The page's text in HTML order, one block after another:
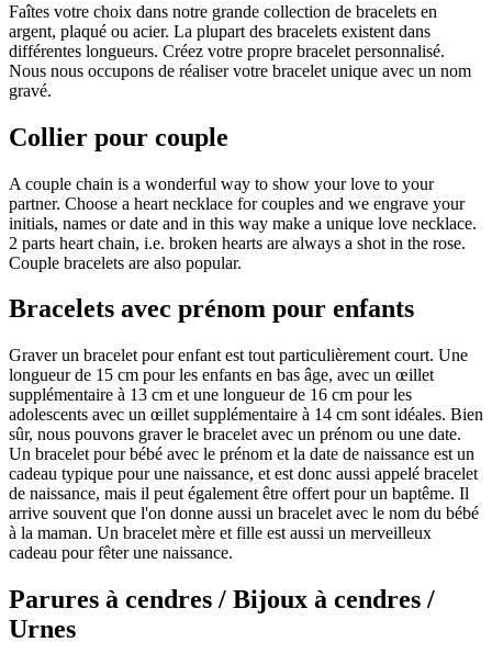
Faîtes votre choix dans notre grande collection de bracelets en
argent, plaqué ou acier. La plupart des bracelets existent dans
différentes longueurs. Créez votre propre bracelet personnalisé.
Nous nous occupons de réaliser votre bracelet unique avec un nom
gravé.
Collier pour couple
A couple chain is a wonderful way to show your love to your
partner. Choose a heart necklace for couples and we engrave your
initials, names or date and in this way make a unique love necklace.
2 parts heart chain, i.e. broken hearts are always a shot in the rose.
Couple bracelets are also popular.
Bracelets avec prénom pour enfants
Graver un bracelet pour enfant est tout particulièrement court. Une
longueur de 15 cm pour les enfants en bas âge, avec un œillet
supplémentaire à 13 cm et une longueur de 16 cm pour les
adolescents avec un œillet supplémentaire à 14 cm sont idéales. Bien
sûr, nous pouvons graver le bracelet avec un prénom ou une date.
Un bracelet pour bébé avec le prénom et la date de naissance est un
cadeau typique pour une naissance, et est donc aussi appelé bracelet
de naissance, mais il peut également être offert pour un baptême. Il
arrive souvent que l'on donne aussi un bracelet avec le nom du bébé
à la maman. Un bracelet mère et fille est aussi un merveilleux
cadeau pour fêter une naissance.
Parures à cendres / Bijoux à cendres /
Urnes